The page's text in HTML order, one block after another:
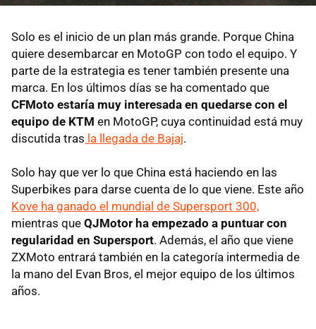
Solo es el inicio de un plan más grande. Porque China
quiere desembarcar en MotoGP con todo el equipo. Y
parte de la estrategia es tener también presente una
marca. En los últimos días se ha comentado que
CFMoto estaría muy interesada en quedarse con el
equipo de KTM en MotoGP, cuya continuidad está muy
discutida tras la llegada de Bajaj.
Solo hay que ver lo que China está haciendo en las
Superbikes para darse cuenta de lo que viene. Este año
Kove ha ganado el mundial de Supersport 300,
mientras que QJMotor ha empezado a puntuar con
regularidad en Supersport. Además, el año que viene
ZXMoto entrará también en la categoría intermedia de
la mano del Evan Bros, el mejor equipo de los últimos
años.